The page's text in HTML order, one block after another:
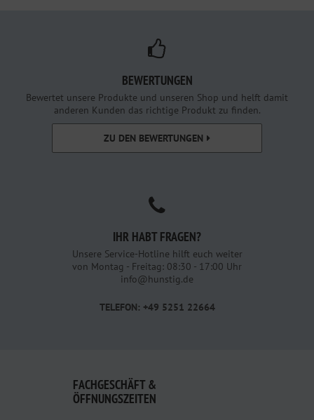
BEWERTUNGEN
Bewertet unsere Produkte und unseren Shop und helft damit
anderen Kunden das richtige Produkt zu finden.
ZU DEN BEWERTUNGEN
IHR HABT FRAGEN?
Unsere Service-Hotline hilft euch weiter
von Montag - Freitag: 08:30 - 17:00 Uhr
info@hunstig.de
TELEFON: +49 5251 22664
FACHGESCHÄFT &
ÖFFNUNGSZEITEN